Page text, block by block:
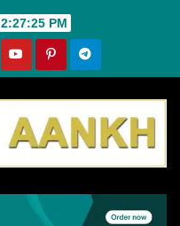
2:27:26 PM